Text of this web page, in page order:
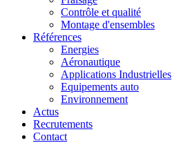
Contrôle et qualité
Montage d'ensembles
Références
Energies
Aéronautique
Applications Industrielles
Equipements auto
Environnement
Actus
Recrutements
Contact